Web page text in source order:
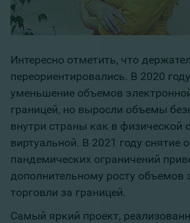
Интересно отметить, что
переориентировались. В 2020
уменьшение объемов
границей, но выросли объемы
внутри страны как в физической
виртуальной. В 2021 году снятие
пандемических ограничений
дополнительному росту объемов
торговли за границей.
Самый яркий проект,